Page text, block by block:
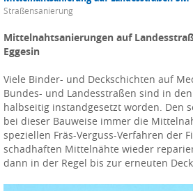
Straßensanierung
Mittelnahtsanierungen auf
Eggesin
Viele Binder- und Deckschichten auf
Bundes- und Landesstraßen sind in
halbseitig instandgesetzt worden. Den
bei dieser Bauweise immer die
speziellen Fräs-Verguss-Verfahren der
schadhaften Mittelnähte wieder
dann in der Regel bis zur erneuten